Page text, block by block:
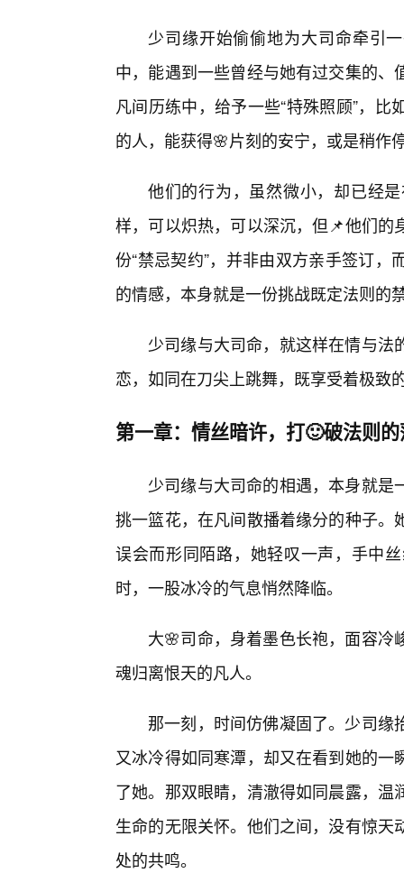
少司缘开始偷偷地为大司命牵引
中，能遇到一些曾经与她有过交集的
凡间历练中，给予一些“特殊照顾”，
的人，能获得🌸片刻的安宁，或是稍作
他们的行为，虽然微小，却已经
样，可以炽热，可以深沉，但📌他们
份“禁忌契约”，并非由双方亲手签订
的情感，本身就是一份挑战既定法则的
少司缘与大司命，就这样在情与
恋，如同在刀尖上跳舞，既享受着极致
第一章：情丝暗许，打🙂破法则
少司缘与大司命的相遇，本身就
挑一篮花，在凡间散播着缘分的种子
误会而形同陌路，她轻叹一声，手中
时，一股冰冷的气息悄然降临。
大🌸司命，身着墨色长袍，面容
魂归离恨天的凡人。
那一刻，时间仿佛凝固了。少司
又冰冷得如同寒潭，却又在看到她的
了她。那双眼睛，清澈得如同晨露，
生命的无限关怀。他们之间，没有惊
处的共鸣。